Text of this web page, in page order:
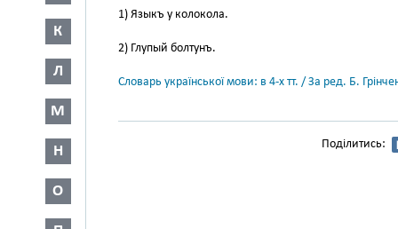
К
Л
М
Н
О
1) Языкъ у колокола.
2) Глупый болтунъ.
Словарь української мови: в 4-х тт. / За ред. Б.
Поділитись: